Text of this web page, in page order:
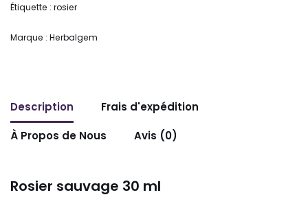
Étiquette : rosier
Marque : Herbalgem
Description
Frais d'expédition
À Propos de Nous
Avis (0)
Rosier sauvage 30 ml